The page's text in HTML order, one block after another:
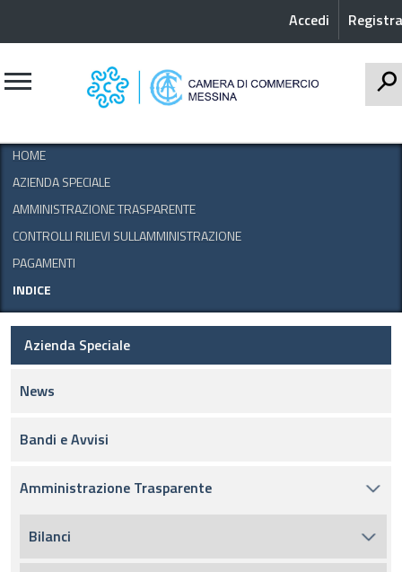
Accedi
HOME
AZIENDA SPECIALE
AMMINISTRAZIONE TRASPARENTE
CONTROLLI RILIEVI SULLAMMINISTRAZIONE
PAGAMENTI
INDICE
Azienda Speciale
News
Bandi e Avvisi
Amministrazione Trasparente
Bilanci